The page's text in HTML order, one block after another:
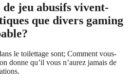
de jeu abusifs vivent-
que divers gaming
le toilettage sont; Comment vous-
donne qu’il vous n’aurez jamais de